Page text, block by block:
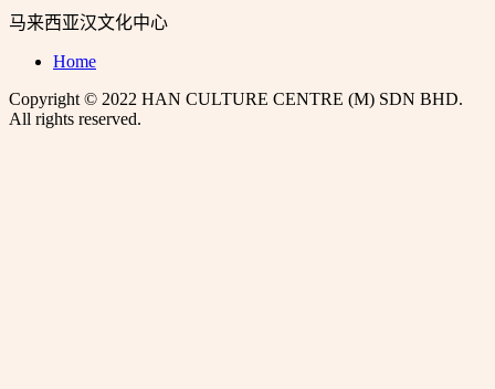
马来西亚汉文化中心
Home
Copyright © 2022 HAN CULTURE CENTRE (M) SDN BHD.
All rights reserved.